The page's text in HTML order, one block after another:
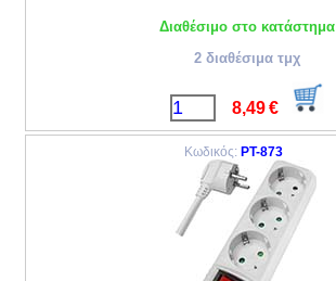
Διαθέσιμο στο κατάστημα
2 διαθέσιμα τμχ
8,49 €
Κωδικός: PT-873